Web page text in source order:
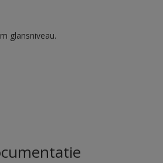
glansniveau.